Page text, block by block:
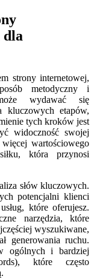
strony internetowej,
metodyczny i
wydawać się
kluczowych etapów,
tych kroków jest
widoczność swojej
wartościowego
która przynosi
słów kluczowych.
potencjalni klienci
które oferujesz.
narzędzia, które
wyszukiwane,
generowania ruchu.
ogólnych i bardziej
które często